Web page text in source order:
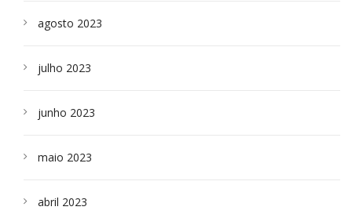
agosto 2023
julho 2023
junho 2023
maio 2023
abril 2023